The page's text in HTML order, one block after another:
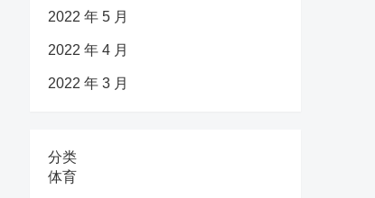
2022 年 5 月
2022 年 4 月
2022 年 3 月
分类
体育